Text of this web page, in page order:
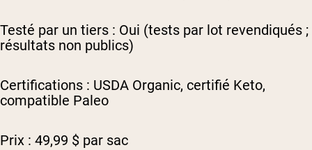
Testé par un tiers : Oui (tests par lot revendiqués ;
résultats non publics)
Certifications : USDA Organic, certifié Keto,
compatible Paleo
Prix : 49,99 $ par sac